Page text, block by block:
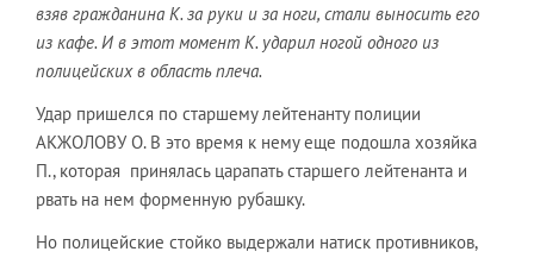
взяв гражданина К. за руки и за ноги, стали выносить его
из кафе. И в этот момент К. ударил ногой одного из
полицейских в область плеча.
Удар пришелся по старшему лейтенанту полиции
АКЖОЛОВУ О. В это время к нему еще подошла хозяйка
П., которая принялась царапать старшего лейтенанта и
рвать на нем форменную рубашку.
Но полицейские стойко выдержали натиск противников,